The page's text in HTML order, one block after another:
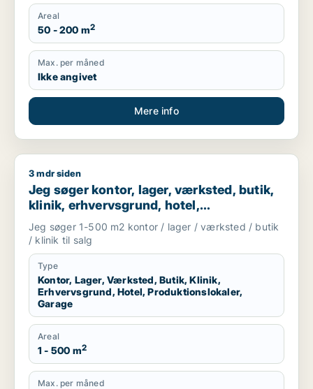
Areal
50 - 200 m2
Max. per måned
Ikke angivet
Mere info
Jeg søger kontor, lager, værksted, butik, klinik,
3 mdr siden
Jeg søger kontor, lager, værksted, butik,
klinik, erhvervsgrund, hotel,
produktionslokaler eller garage til salg i
Silkeborg
Jeg søger 1-500 m2 kontor / lager / værksted / butik
/ klinik til salg
Type
Kontor, Lager, Værksted, Butik, Klinik,
Erhvervsgrund, Hotel, Produktionslokaler,
Garage
Areal
1 - 500 m2
Max. per måned